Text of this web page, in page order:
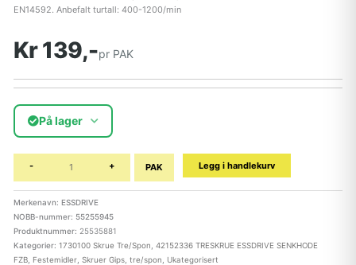
EN14592. Anbefalt turtall: 400-1200/min
Kr 139,-pr PAK
På lager
- + PAK Legg i handlekurv
Merkenavn: ESSDRIVE
NOBB-nummer: 55255945
Produktnummer: 25535881
Kategorier: 1730100 Skrue Tre/Spon 42152336 TRESKRUE ESSDRIVE SENKHODE
FZB, Festemidler, Skruer Gips, tre/spon Ukategorisert